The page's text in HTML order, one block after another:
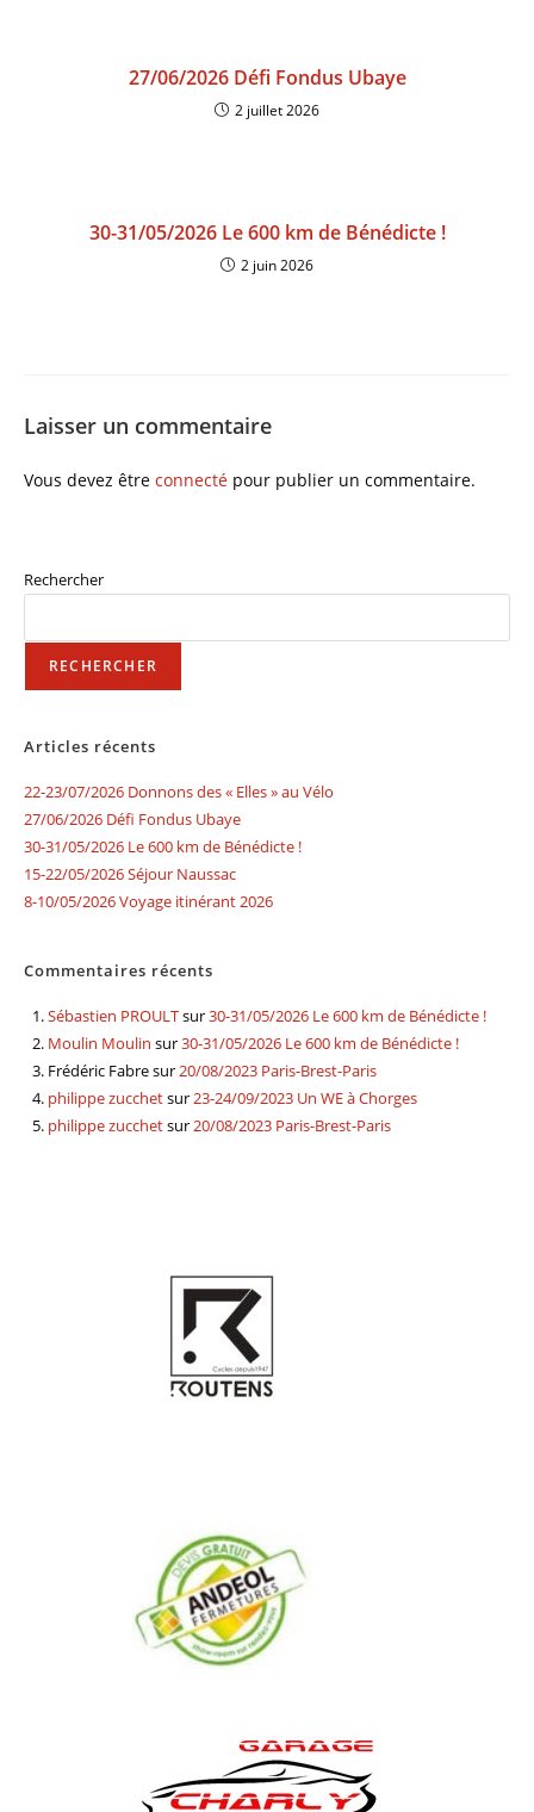
27/06/2026 Défi Fondus Ubaye
2 juillet 2026
30-31/05/2026 Le 600 km de Bénédicte !
2 juin 2026
Laisser un commentaire
Vous devez être connecté pour publier un commentaire.
Rechercher
RECHERCHER
Articles récents
22-23/07/2026 Donnons des « Elles » au Vélo
27/06/2026 Défi Fondus Ubaye
30-31/05/2026 Le 600 km de Bénédicte !
15-22/05/2026 Séjour Naussac
8-10/05/2026 Voyage itinérant 2026
Commentaires récents
Sébastien PROULTsur30-31/05/2026 Le 600 km de Bénédicte !
Moulin Moulin sur30-31/05/2026 Le 600 km de Bénédicte !
Frédéric Fabresur20/08/2023 Paris-Brest-Paris
philippe zucchetsur23-24/09/2023 Un WE à Chorges
philippe zucchetsur20/08/2023 Paris-Brest-Paris